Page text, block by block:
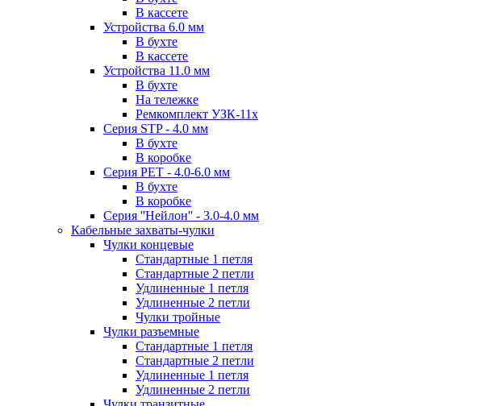
В кассете
Устройства 6.0 мм
В бухте
В кассете
Устройства 11.0 мм
В бухте
На тележке
Ремкомплект УЗК-11х
Серия STP - 4.0 мм
В бухте
В коробке
Серия PET - 4.0-6.0 мм
В бухте
В коробке
Серия ''Нейлон'' - 3.0-4.0 мм
Кабельные захваты-чулки
Чулки концевые
Стандартные 1 петля
Стандартные 2 петли
Удлиненные 1 петля
Удлиненные 2 петли
Чулки тройные
Чулки разъемные
Стандартные 1 петля
Стандартные 2 петли
Удлиненные 1 петля
Удлиненные 2 петли